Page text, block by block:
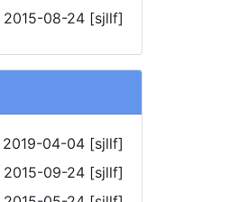
2015-08-24 [sjllf]
2019-04-04 [sjllf]
2015-09-24 [sjllf]